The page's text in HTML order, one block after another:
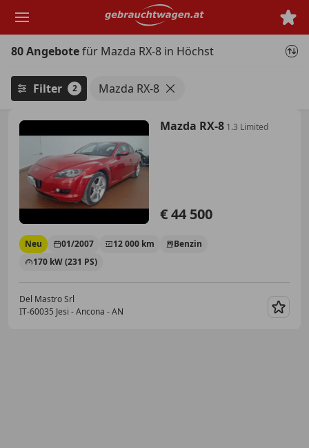
Hauptinhalt
80 Angebotefür Mazda RX-8 in Höchst
Filter 2 Mazda RX-8
Mazda RX-8 1.3 Limited
€ 44 500
Neu 01/2007 12 000 km
Benzin
170 kW (231 PS)
Del Mastro Srl
IT-60035 Jesi - Ancona - AN